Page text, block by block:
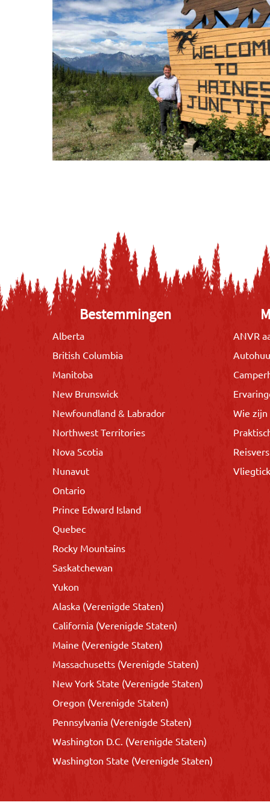
Bestemmingen
Alberta
British Columbia
Manitoba
New Brunswick
Newfoundland & Labrador
Northwest Territories
Nova Scotia
Nunavut
Ontario
Prince Edward Island
Quebec
Rocky Mountains
Saskatchewan
Yukon
Alaska (Verenigde Staten)
California (Verenigde Staten)
Maine (Verenigde Staten)
Massachusetts (Verenigde Staten)
New York State (Verenigde Staten)
Oregon (Verenigde Staten)
Pennsylvania (Verenigde Staten)
Washington D.C. (Verenigde Staten)
Washington State (Verenigde Staten)
ANVR
Wie zijn